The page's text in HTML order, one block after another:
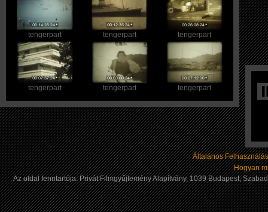
tengerpart tengerpart tengerpart
tengerpart tengerpart tengerpart
Általános
Hogyan
Az oldal fenntartója: Privát Filmgyűjtemény Alapítvány, 1039 Budapest,